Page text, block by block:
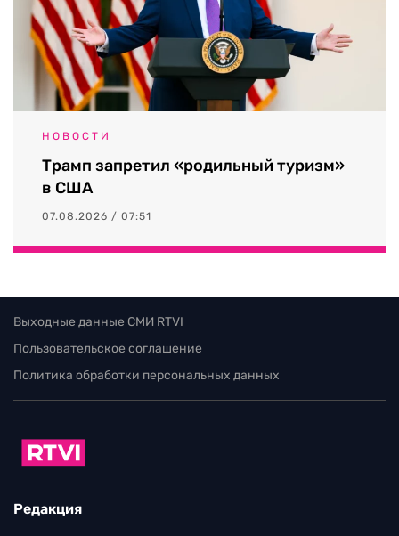
НОВОСТИ
Трамп запретил «родильный туризм»
в США
07.08.2026 / 07:51
Выходные данные СМИ RTVI
Пользовательское соглашение
Политика обработки персональных данных
Редакция